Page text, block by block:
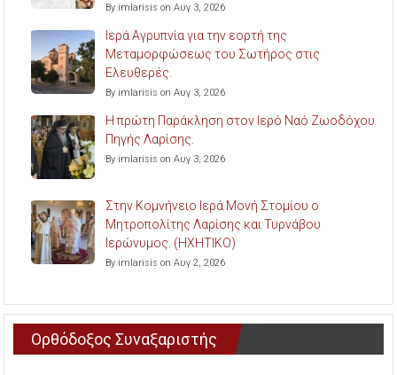
By imlarisis on Αυγ 3, 2026
Ιερά Αγρυπνία για την εορτή της
Μεταμορφώσεως του Σωτήρος στις
Ελευθερές.
By imlarisis on Αυγ 3, 2026
Η πρώτη Παράκληση στον Ιερό Ναό Ζωοδόχου
Πηγής Λαρίσης.
By imlarisis on Αυγ 3, 2026
Στην Κομνήνειο Ιερά Μονή Στομίου ο
Μητροπολίτης Λαρίσης και Τυρνάβου
Ιερώνυμος. (ΗΧΗΤΙΚΟ)
By imlarisis on Αυγ 2, 2026
Ορθόδοξος Συναξαριστής